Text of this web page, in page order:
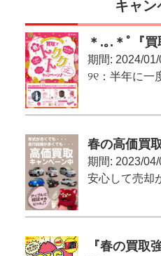
パワー
ウインドウ
エアコン
サンルーフ
ディスプレイ
ヘッドランプ
キャン
期間: 2024/
春の高価買
期間: 2023/